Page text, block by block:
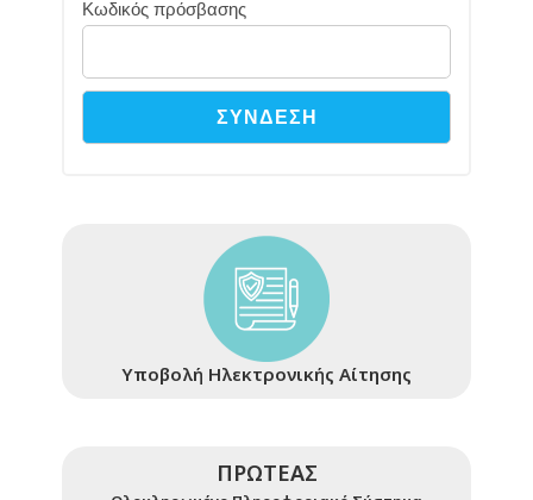
Κωδικός πρόσβασης
Υποβολή Ηλεκτρονικής Αίτησης
ΠΡΩΤΕΑΣ